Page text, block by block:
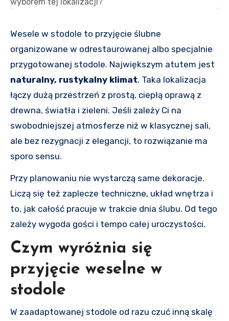
Wesele w stodole to przyjęcie ślubne
organizowane w odrestaurowanej albo specjalnie
przygotowanej stodole. Największym atutem jest
naturalny, rustykalny klimat. Taka lokalizacja
łączy dużą przestrzeń z prostą, ciepłą oprawą z
drewna, światła i zieleni. Jeśli zależy Ci na
swobodniejszej atmosferze niż w klasycznej sali,
ale bez rezygnacji z elegancji, to rozwiązanie ma
sporo sensu.
Przy planowaniu nie wystarczą same dekoracje.
Liczą się też zaplecze techniczne, układ wnętrza i
to, jak całość pracuje w trakcie dnia ślubu. Od tego
zależy wygoda gości i tempo całej uroczystości.
Czym wyróżnia się
przyjęcie weselne w
stodole
W zaadaptowanej stodole od razu czuć inną skalę